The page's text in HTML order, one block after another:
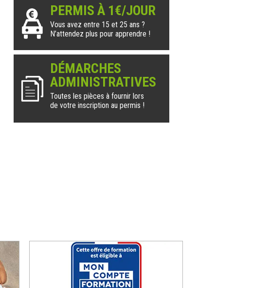
PERMIS À 1€/JOUR
Vous avez entre 15 et 25 ans ?
N’attendez plus pour apprendre !
DÉMARCHES
ADMINISTRATIVES
Toutes les pièces à fournir lors
de votre inscription au permis !